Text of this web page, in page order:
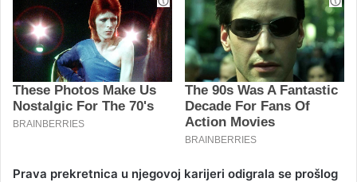
Prava prekretnica u njegovoj karijeri odigrala se prošlog